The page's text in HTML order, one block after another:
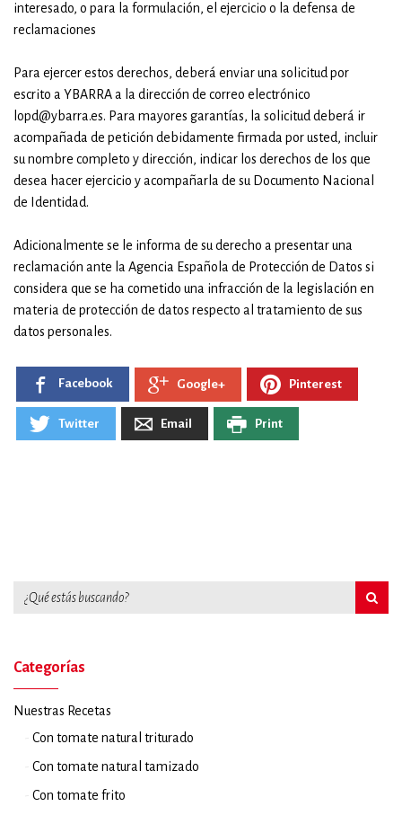
interesado, o para la formulación, el ejercicio o la defensa de
reclamaciones
Para ejercer estos derechos, deberá enviar una solicitud por
escrito a YBARRA a la dirección de correo electrónico
lopd@ybarra.es. Para mayores garantías, la solicitud deberá ir
acompañada de petición debidamente firmada por usted, incluir
su nombre completo y dirección, indicar los derechos de los que
desea hacer ejercicio y acompañarla de su Documento Nacional
de Identidad.
Adicionalmente se le informa de su derecho a presentar una
reclamación ante la Agencia Española de Protección de Datos si
considera que se ha cometido una infracción de la legislación en
materia de protección de datos respecto al tratamiento de sus
datos personales.
Facebook Google+ Pinterest
Twitter Email Print
Categorías
Nuestras Recetas
Con tomate natural triturado
Con tomate natural tamizado
Con tomate frito